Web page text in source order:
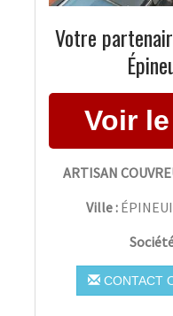
Votre
ARTISAN
Ville :
CONTACT